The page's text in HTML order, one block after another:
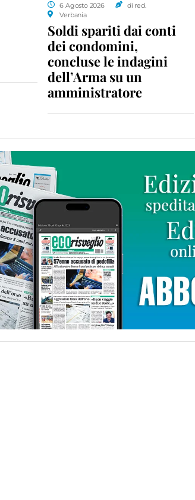
6 Agosto 2026
di red.
Verbania
Soldi spariti dai conti
dei condomini,
concluse le indagini
dell’Arma su un
amministratore